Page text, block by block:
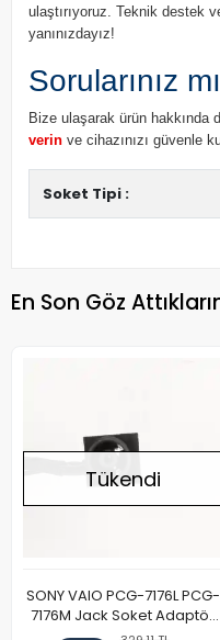
ulaştırıyoruz. Teknik destek
yanınızdayız!
Sorularınız
Bize ulaşarak ürün hakkında
verin ve cihazınızı güvenle
Soket Tipi :
En Son Göz
Tükendi
SONY VAIO PCG-7176L PCG-
7176M Jack Soket Adaptör
Girişi